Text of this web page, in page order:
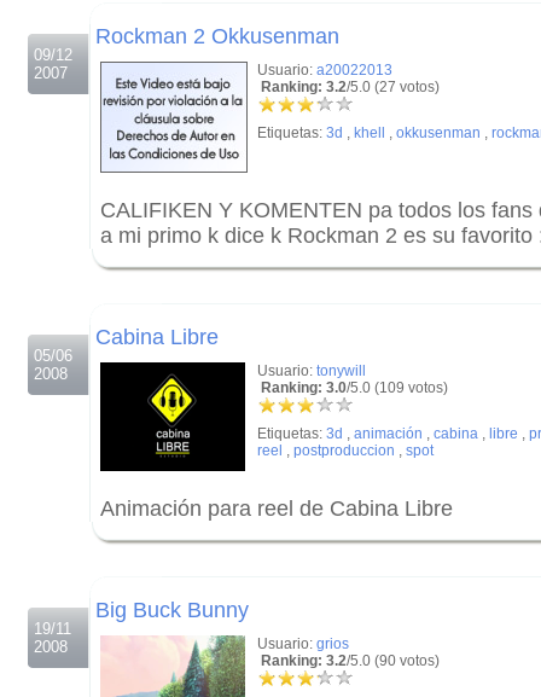
09/12
2007
Rockman 2 Okkusenman
Usuario: a20022013
Ranking: 3.2/5.0 (27 votos)
Etiquetas: 3d , khell , okkusenman ,
CALIFIKEN Y KOMENTEN pa todos los
a mi primo k dice k Rockman 2 es su favorito
05/06
2008
Cabina Libre
Usuario: tonywill
Ranking: 3.0/5.0 (109 votos)
Etiquetas: 3d , animación , cabina , libre ,
reel , postproduccion , spot
Animación para reel de Cabina Libre
19/11
2008
Big Buck Bunny
Usuario: grios
Ranking: 3.2/5.0 (90 votos)